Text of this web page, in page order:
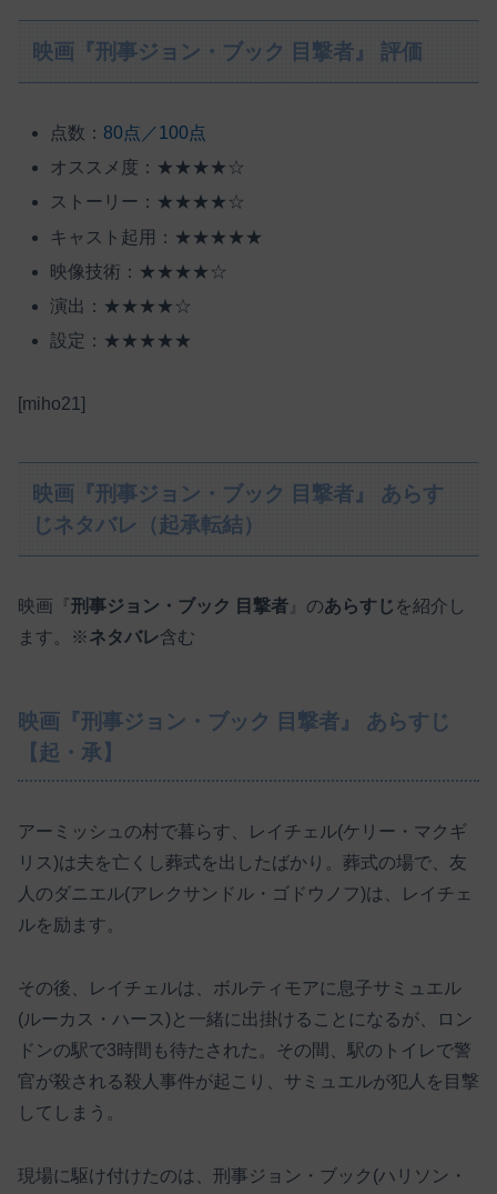
映画『刑事ジョン・ブック 目撃者』 評価
点数： 80点／100点
オススメ度：★★★★☆
ストーリー：★★★★☆
キャスト起用：★★★★★
映像技術：★★★★☆
演出：★★★★☆
設定：★★★★★
[miho21]
映画『刑事ジョン・ブック 目撃者』 あらす
じネタバレ（起承転結）
映画『刑事ジョン・ブック 目撃者 』のあらすじ を紹介し
ます。※ネタバレ含む
映画『刑事ジョン・ブック 目撃者』 あらすじ
【起・承】
アーミッシュの村で暮らす、レイチェル(ケリー・マクギ
リス)は夫を亡くし葬式を出したばかり。葬式の場で、友
人のダニエル(アレクサンドル・ゴドウノフ)は、レイチェ
ルを励ます。
その後、レイチェルは、ボルティモアに息子サミュエル
(ルーカス・ハース)と一緒に出掛けることになるが、ロン
ドンの駅で3時間も待たされた。その間、駅のトイレで警
官が殺される殺人事件が起こり、サミュエルが犯人を目撃
してしまう。
現場に駆け付けたのは、刑事ジョン・ブック(ハリソン・